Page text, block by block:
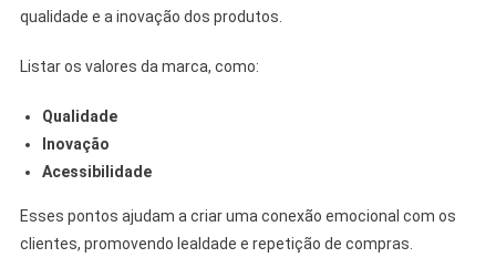
qualidade e a inovação dos produtos.
Listar os valores da marca, como:
Qualidade
Inovação
Acessibilidade
Esses pontos ajudam a criar uma conexão emocional com os
clientes, promovendo lealdade e repetição de compras.